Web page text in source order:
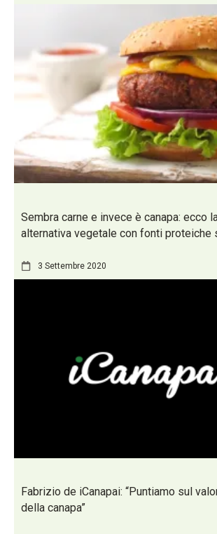
Sembra carne e invece è canapa: ecco
alternativa vegetale con fonti proteiche
3 Settembre 2020
Fabrizio de iCanapai: “Puntiamo sul
della canapa”